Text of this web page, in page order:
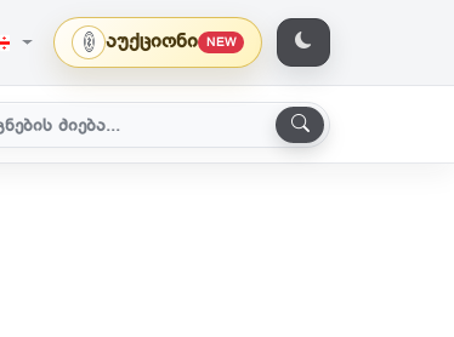
აუქციონი NEW